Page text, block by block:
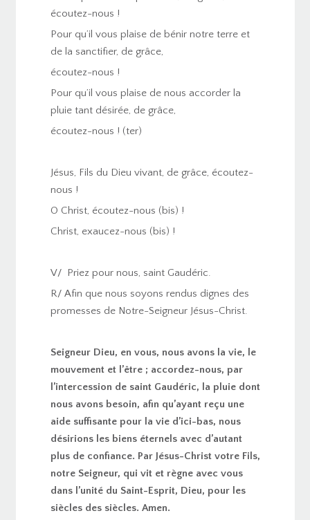
écoutez-nous !
Pour qu’il vous plaise de bénir notre terre et
de la sanctifier, de grâce,
écoutez-nous !
Pour qu’il vous plaise de nous accorder la
pluie tant désirée, de grâce,
écoutez-nous ! (ter)
Jésus, Fils du Dieu vivant, de grâce, écoutez-
nous !
O Christ, écoutez-nous (bis) !
Christ, exaucez-nous (bis) !
V/ Priez pour nous, saint Gaudéric.
R/ Afin que nous soyons rendus dignes des
promesses de Notre-Seigneur Jésus-Christ.
Seigneur Dieu, en vous, nous avons la vie, le
mouvement et l’être ; accordez-nous, par
l’intercession de saint Gaudéric, la pluie dont
nous avons besoin, afin qu’ayant reçu une
aide suffisante pour la vie d’ici-bas, nous
désirions les biens éternels avec d’autant
plus de confiance. Par Jésus-Christ votre Fils,
notre Seigneur, qui vit et règne avec vous
dans l’unité du Saint-Esprit, Dieu, pour les
siècles des siècles. Amen.